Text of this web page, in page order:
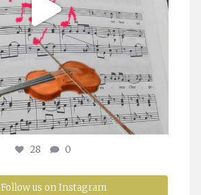
28 0
Follow us on Instagram